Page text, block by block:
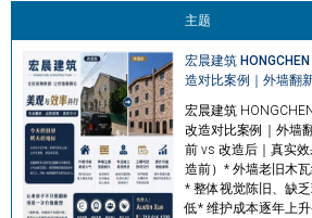
主题
宏晨建筑
造对比案例｜外墙翻
宏晨建筑
改造对比案例｜外墙
前 vs 改造后｜真实
造前）* 外墙老旧木
* 整体视觉陈旧、缺
低* 维护成本逐年